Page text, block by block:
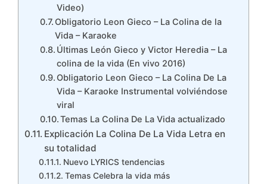
Video)
Obligatorio Leon Gieco – La Colina de la
Vida – Karaoke
Últimas León Gieco y Victor Heredia – La
colina de la vida (En vivo 2016)
Obligatorio Leon Gieco – La Colina De La
Vida – Karaoke Instrumental volviéndose
viral
Temas La Colina De La Vida actualizado
Explicación La Colina De La Vida Letra en
su totalidad
Nuevo LYRICS tendencias
Temas Celebra la vida más